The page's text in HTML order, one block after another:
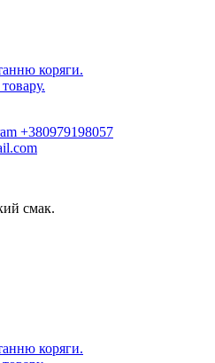
коряги.
+380979198057
смак.
коряги.